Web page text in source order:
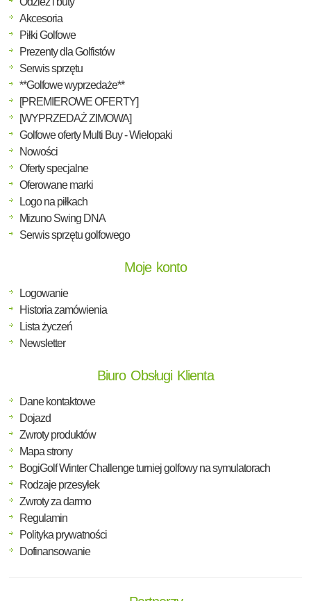
Akcesoria
Piłki Golfowe
Prezenty dla Golfistów
Serwis sprzętu
**Golfowe wyprzedaże**
[PREMIEROWE OFERTY]
[WYPRZEDAŻ ZIMOWA]
Golfowe oferty Multi Buy - Wielopaki
Nowości
Oferty specjalne
Oferowane marki
Logo na piłkach
Mizuno Swing DNA
Serwis sprzętu golfowego
Moje konto
Logowanie
Historia zamówienia
Lista życzeń
Newsletter
Biuro Obsługi Klienta
Dane kontaktowe
Dojazd
Zwroty produktów
Mapa strony
BogiGolf Winter Challenge turniej golfowy na symulatorach
Rodzaje przesyłek
Zwroty za darmo
Regulamin
Polityka prywatności
Dofinansowanie